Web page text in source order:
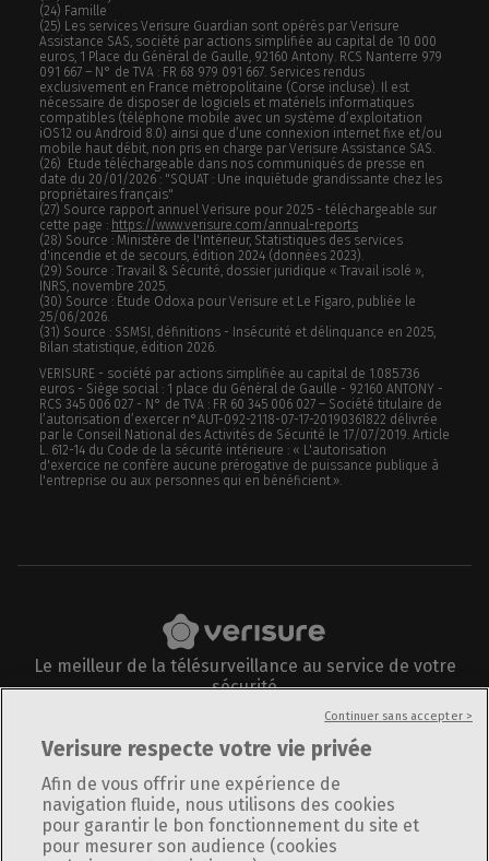
(24) Famille
(25) Les services Verisure Guardian sont opérés par Verisure
Assistance SAS, société par actions simplifiée au capital de 10 000
euros, 1 Place du Général de Gaulle, 92160 Antony. RCS Nanterre 979
091 667 – N° de TVA : FR 68 979 091 667. Services rendus
exclusivement en France métropolitaine (Corse incluse). Il est
nécessaire de disposer de logiciels et matériels informatiques
compatibles (téléphone mobile avec un système d’exploitation
iOS12 ou Android 8.0) ainsi que d’une connexion internet fixe et/ou
mobile haut débit, non pris en charge par Verisure Assistance SAS.
(26) Etude téléchargeable dans nos communiqués de presse en
date du 20/01/2026 : "SQUAT : Une inquiétude grandissante chez les
propriétaires français"
(27) Source rapport annuel Verisure pour 2025 - téléchargeable sur
cette page : https://www.verisure.com/annual-reports
(28) Source : Ministère de l'Intérieur, Statistiques des services
d'incendie et de secours, édition 2024 (données 2023).
(29) Source : Travail & Sécurité, dossier juridique « Travail isolé »,
INRS, novembre 2025.
(30) Source : Étude Odoxa pour Verisure et Le Figaro, publiée le
25/06/2026.
(31) Source : SSMSI, définitions - Insécurité et délinquance en 2025,
Bilan statistique, édition 2026.
VERISURE - société par actions simplifiée au capital de 1.085.736
euros - Siège social : 1 place du Général de Gaulle - 92160 ANTONY -
RCS 345 006 027 - N° de TVA : FR 60 345 006 027 – Société titulaire de
l’autorisation d’exercer n°AUT-092-2118-07-17-20190361822 délivrée
par le Conseil National des Activités de Sécurité le 17/07/2019. Article
L. 612-14 du Code de la sécurité intérieure : « L'autorisation
d'exercice ne confère aucune prérogative de puissance publique à
l'entreprise ou aux personnes qui en bénéficient.».
Le meilleur de la télésurveillance au service de votre
sécurité
Informations légales
Verisure respecte votre vie privée
Afin de vous offrir une expérience de
navigation fluide, nous utilisons des cookies
pour garantir le bon fonctionnement du site et
pour mesurer son audience (cookies
Continuer sans accepter >